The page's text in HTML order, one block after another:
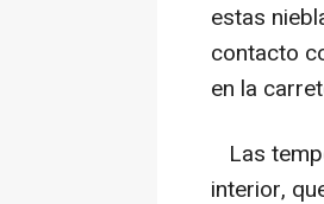
estas
contacto
en la
Las
interior,